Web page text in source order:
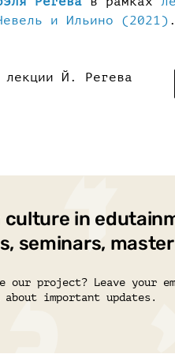
и Ильино (2021)
лекции Й. Регева
culture in
seminars,
our project? Leave your
about important updates.